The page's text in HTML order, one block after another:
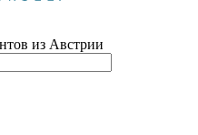
из Австрии